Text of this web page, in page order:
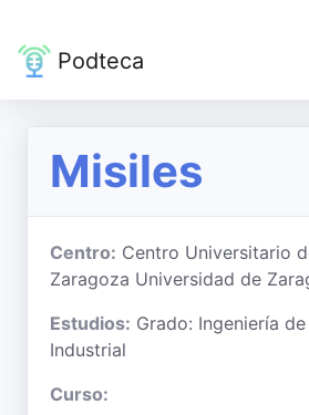
Podteca
Misiles
Centro: Centro Universitario
Zaragoza Universidad de
Estudios: Grado: Ingeniería
Industrial
Curso: